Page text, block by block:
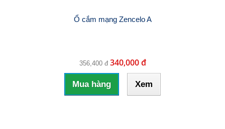
Ổ cắm mạng Zencelo A
356,400 đ 340,000 đ
Mua hàng Xem